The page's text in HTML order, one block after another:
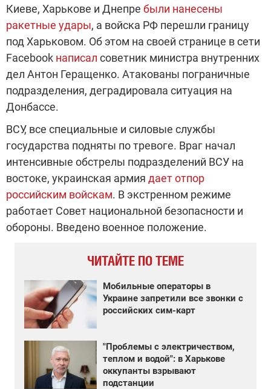
Киеве, Харькове и Днепре были нанесены
ракетные удары, а войска РФ перешли границу
под Харьковом. Об этом на своей странице в сети
Facebook написал советник министра внутренних
дел Антон Геращенко. Атакованы пограничные
подразделения, деградировала ситуация на
Донбассе.
ВСУ, все специальные и силовые службы
государства подняты по тревоге. Враг начал
интенсивные обстрелы подразделений ВСУ на
востоке, украинская армия дает отпор
российским войскам. В экстренном режиме
работает Совет национальной безопасности и
обороны. Введено военное положение.
ЧИТАЙТЕ ПО ТЕМЕ
Мобильные операторы в
Украине запретили все звонки с
российских сим-карт
"Проблемы с электричеством,
теплом и водой": в Харькове
оккупанты взрывают
подстанции